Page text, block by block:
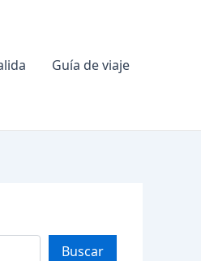
Guía de viaje
Buscar